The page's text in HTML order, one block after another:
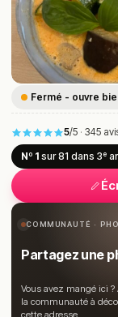
Fermé - ouvre
5/5 · 345
Nº 1 sur 81 dans 3ᵉ
COMMUNAUTÉ ·
Partagez une
Vous avez mangé ici ?
la communauté à
cette adresse.